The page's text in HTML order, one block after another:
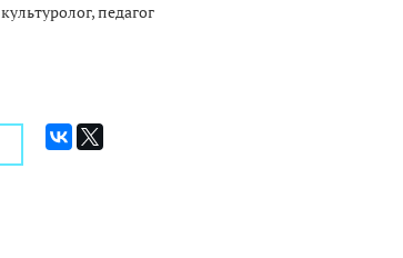
культуролог, педагог